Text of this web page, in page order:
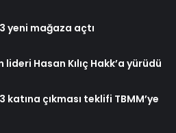
yeni mağaza açtı
Hasan Kılıç Hakk’a yürüdü
çıkması teklifi TBMM’ye